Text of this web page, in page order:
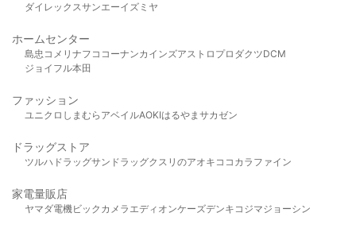
ダイレックスサンエーイズミヤ
ホームセンター
島忠 コメリ ナフコ コーナンカインズアストロプロダクツDCM
ジョイフル本田
ファッション
ユニクロ しまむら アベイルAOKIはるやま サカゼン
ドラッグストア
ツルハドラッグサンドラッグクスリのアオキ ココカラファイン
家電量販店
ヤマダ電機ビックカメラ エディオンケーズデンキ コジマジョーシン